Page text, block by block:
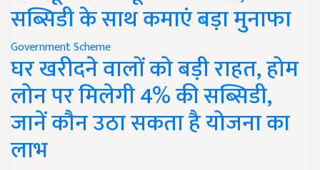
सब्सिडी के साथ कमाएं बड़ा मुनाफा
Government Scheme
घर खरीदने वालों को बड़ी राहत, होम
लोन पर मिलेगी 4% की सब्सिडी,
जानें कौन उठा सकता है योजना का
लाभ